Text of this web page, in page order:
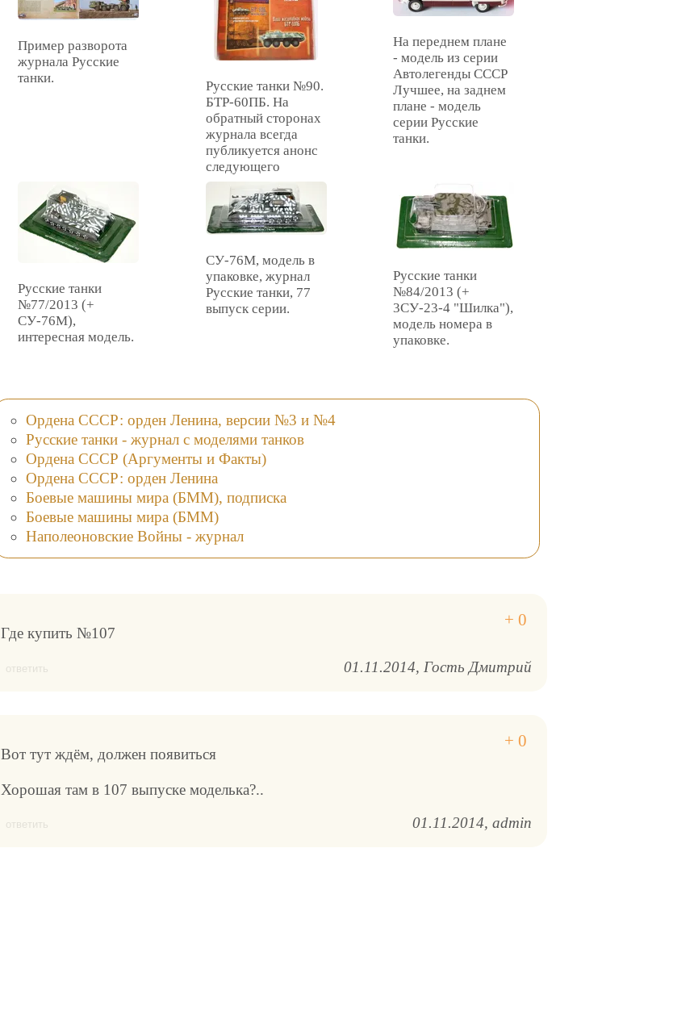
Пример разворота
журнала Русские
танки.
Русские танки №90.
БТР-60ПБ. На
обратный сторонах
журнала всегда
публикуется анонс
следующего
выпуска.
На переднем плане
- модель из серии
Автолегенды СССР
Лучшее, на заднем
плане - модель
серии Русские
танки.
Русские танки
№77/2013 (+
СУ-76М),
интересная модель.
СУ-76М, модель в
упаковке, журнал
Русские танки, 77
выпуск серии.
Русские танки
№84/2013 (+
3СУ-23-4 "Шилка"),
модель номера в
упаковке.
Ордена СССР: орден Ленина, версии №3 и №4
Русские танки - журнал с моделями танков
Ордена СССР (Аргументы и Факты)
Ордена СССР: орден Ленина
Боевые машины мира (БММ), подписка
Боевые машины мира (БММ)
Наполеоновские Войны - журнал
Где купить №107
ответить 01.11.2014 Гость Дмитрий
Вот тут ждём, должен появиться
Хорошая там в 107 выпуске моделька?..
ответить 01.11.2014 admin